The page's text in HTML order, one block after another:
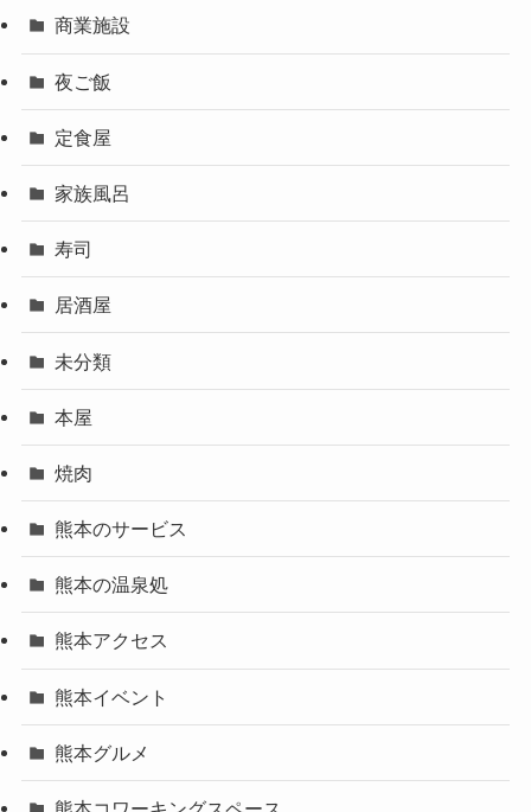
商業施設
夜ご飯
定食屋
家族風呂
寿司
居酒屋
未分類
本屋
焼肉
熊本のサービス
熊本の温泉処
熊本アクセス
熊本イベント
熊本グルメ